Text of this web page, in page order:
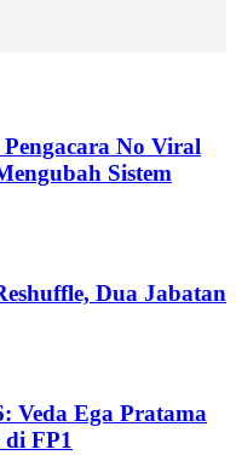
No Viral
Sistem
Dua Jabatan
Veda Ega Pratama
FP1